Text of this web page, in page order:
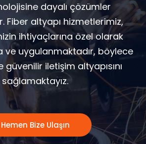
dayalı çözümler
Fiber altyapı hizmetlerimiz,
ihtiyaçlarına özel olarak
uygulanmaktadır, böylece
güvenilir iletişim altyapısını
sağlamaktayız.
Hemen Bize Ulaşın